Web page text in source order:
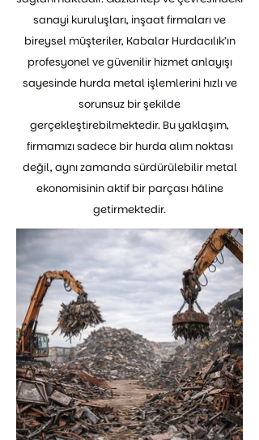
sanayi kuruluşları, inşaat firmaları ve
bireysel müşteriler, Kabalar Hurdacılık’ın
profesyonel ve güvenilir hizmet anlayışı
sayesinde hurda metal işlemlerini hızlı ve
sorunsuz bir şekilde
gerçekleştirebilmektedir. Bu yaklaşım,
firmamızı sadece bir hurda alım noktası
değil, aynı zamanda sürdürülebilir metal
ekonomisinin aktif bir parçası hâline
getirmektedir.